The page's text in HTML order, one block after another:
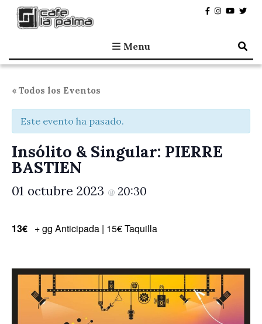
Café la Palma
Programando música en directo en Madrid, desde 1995.
Menu
« Todos los Eventos
Este evento ha pasado.
Insólito & Singular: PIERRE
BASTIEN
01 octubre 2023 @ 20:30
13€ + gg Anticipada | 15€ Taquilla